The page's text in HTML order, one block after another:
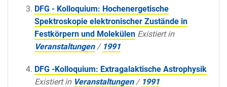
DFG - Kolloquium: Hochenergetische
Spektroskopie elektronischer Zustände in
Festkörpern und Molekülen Existiert in
Veranstaltungen / 1991
DFG -Kolloquium: Extragalaktische Astrophysik
Existiert in Veranstaltungen / 1991